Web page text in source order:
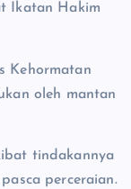
Ikatan Hakim
Kehormatan
oleh mantan
tindakannya
perceraian.